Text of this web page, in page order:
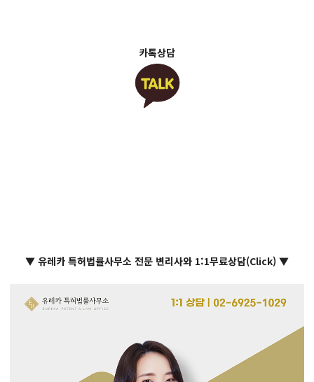
카톡상담
▼ 유레카 특허법률사무소 전문 변리사와 1:1무료상담(Click) ▼